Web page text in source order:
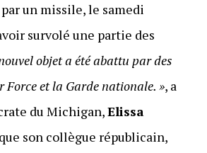
un missile, le samedi
survolé une partie des
objet a été abattu par des
Force et la Garde nationale. », a
du Michigan,Elissa
son collègue républicain,